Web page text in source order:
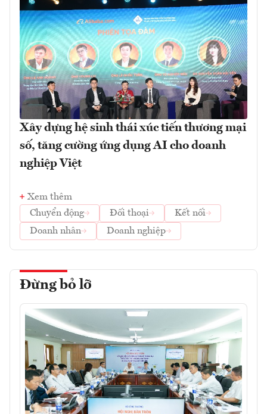
Xây dựng hệ sinh thái xúc tiến thương mại
số, tăng cường ứng dụng AI cho doanh
nghiệp Việt
Xem thêm
Chuyển động
Đối thoại
Kết nối
Doanh nhân
Doanh nghiệp
Đừng bỏ lỡ